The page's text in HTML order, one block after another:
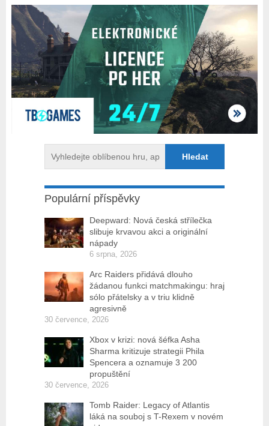
Populární příspěvky
Deepward: Nová česká střílečka
slibuje krvavou akci a originální
nápady
6 srpna, 2026
Arc Raiders přidává dlouho
žádanou funkci matchmakingu: hraj
sólo přátelsky a v triu klidně
agresivně
30 července, 2026
Xbox v krizi: nová šéfka Asha
Sharma kritizuje strategii Phila
Spencera a oznamuje 3 200
propuštění
30 července, 2026
Tomb Raider: Legacy of Atlantis
láká na souboj s T-Rexem v novém